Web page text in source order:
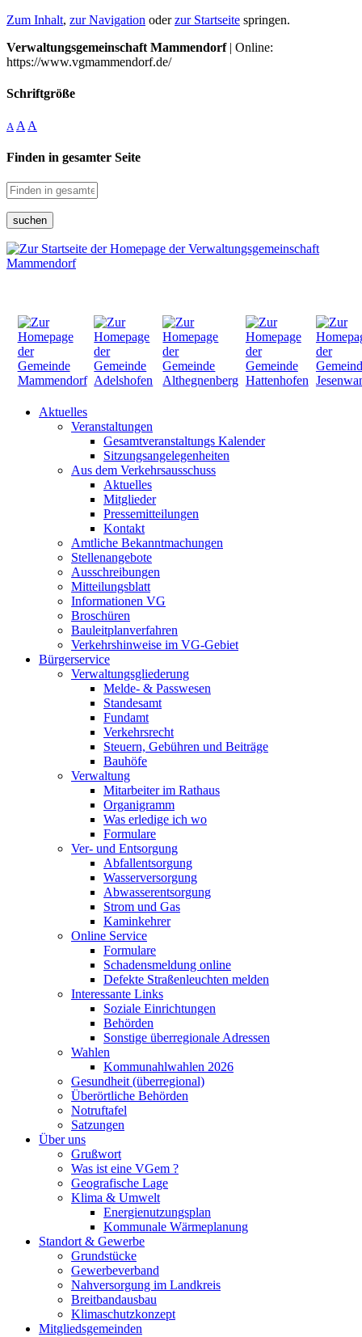
Zum Inhalt, zur Navigation oderzur Startseite springen.
Verwaltungsgemeinschaft Mammendorf| Online:
https://www.vgmammendorf.de/
Schriftgröße
A A A
Finden in gesamter Seite
suchen
Aktuelles
Veranstaltungen
Gesamtveranstaltungs Kalender
Sitzungsangelegenheiten
Aus dem Verkehrsausschuss
Aktuelles
Mitglieder
Pressemitteilungen
Kontakt
Amtliche Bekanntmachungen
Stellenangebote
Ausschreibungen
Mitteilungsblatt
Informationen VG
Broschüren
Bauleitplanverfahren
Verkehrshinweise im VG-Gebiet
Bürgerservice
Verwaltungsgliederung
Melde- & Passwesen
Standesamt
Fundamt
Verkehrsrecht
Steuern, Gebühren und Beiträge
Bauhöfe
Verwaltung
Mitarbeiter im Rathaus
Organigramm
Was erledige ich wo
Formulare
Ver- und Entsorgung
Abfallentsorgung
Wasserversorgung
Abwasserentsorgung
Strom und Gas
Kaminkehrer
Online Service
Formulare
Schadensmeldung online
Defekte Straßenleuchten melden
Interessante Links
Soziale Einrichtungen
Behörden
Sonstige überregionale Adressen
Wahlen
Kommunahlwahlen 2026
Gesundheit (überregional)
Überörtliche Behörden
Notruftafel
Satzungen
Über uns
Grußwort
Was ist eine VGem ?
Geografische Lage
Klima & Umwelt
Energienutzungsplan
Kommunale Wärmeplanung
Standort & Gewerbe
Grundstücke
Gewerbeverband
Nahversorgung im Landkreis
Breitbandausbau
Klimaschutzkonzept
Mitgliedsgemeinden